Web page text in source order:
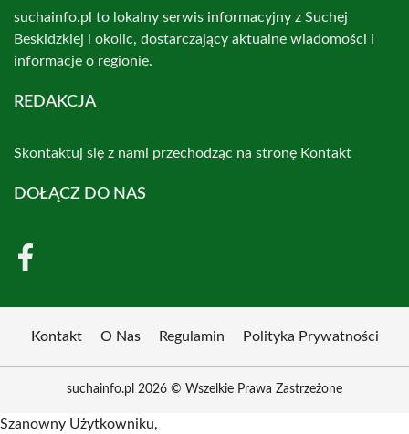
suchainfo.pl to lokalny serwis informacyjny z Suchej
Beskidzkiej i okolic, dostarczający aktualne wiadomości i
informacje o regionie.
REDAKCJA
Skontaktuj się z nami przechodząc na stronę Kontakt
DOŁĄCZ DO NAS
Kontakt O Nas Regulamin Polityka Prywatności
suchainfo.pl 2026 © Wszelkie Prawa Zastrzeżone
Szanowny Użytkowniku,